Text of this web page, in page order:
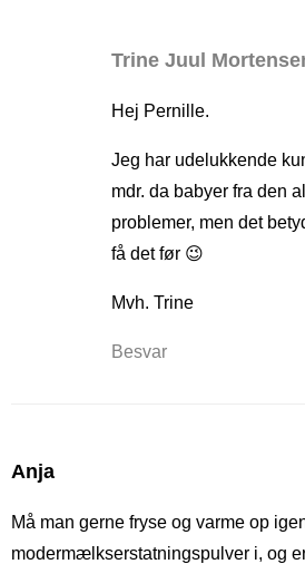
Trine Juul
Hej Pernille.
Jeg har udelukkende
mdr. da babyer fra den
problemer, men det
få det før 😉
Mvh. Trine
Besvar
Anja
Må man gerne fryse og varme op
modermælkserstatningspulver i, og